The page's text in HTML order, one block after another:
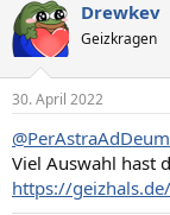
Drewkev
Geizkragen
30. April 2022
@PerAstraAdDeum
Viel Auswahl hast
https://